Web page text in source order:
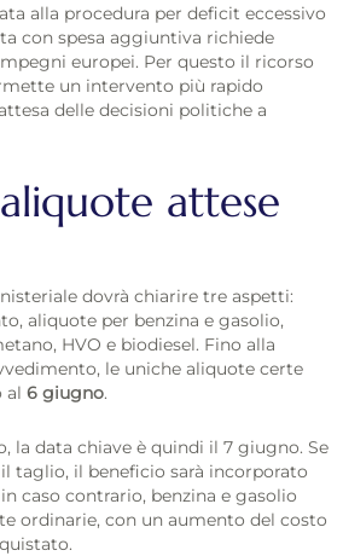
alla procedura per deficit eccessivo
con spesa aggiuntiva richiede
europei. Per questo il ricorso
un intervento più rapido
delle decisioni politiche a
attese
dovrà chiarire tre aspetti:
aliquote per benzina e gasolio,
HVO e biodiesel. Fino alla
le uniche aliquote certe
al 6 giugno.
la data chiave è quindi il 7 giugno. Se
taglio, il beneficio sarà incorporato
caso contrario, benzina e gasolio
ordinarie, con un aumento del costo